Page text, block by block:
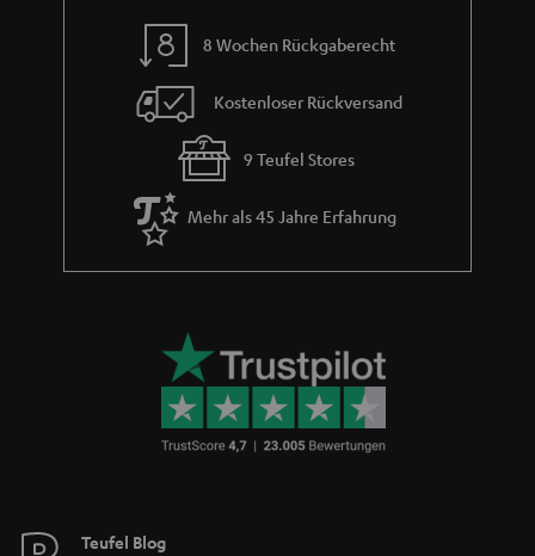
8 Wochen Rückgaberecht
Kostenloser Rückversand
9 Teufel Stores
Mehr als 45 Jahre Erfahrung
Teufel Blog